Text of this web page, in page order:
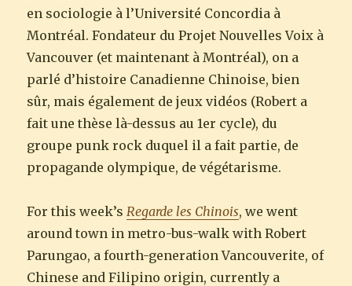
en sociologie à l’Université Concordia à
Montréal. Fondateur du Projet Nouvelles Voix à
Vancouver (et maintenant à Montréal), on a
parlé d’histoire Canadienne Chinoise, bien
sûr, mais également de jeux vidéos (Robert a
fait une thèse là-dessus au 1er cycle), du
groupe punk rock duquel il a fait partie, de
propagande olympique, de végétarisme.
For this week’sRegarde les Chinois, we went
around town in metro-bus-walk with Robert
Parungao, a fourth-generation Vancouverite, of
Chinese and Filipino origin, currently a